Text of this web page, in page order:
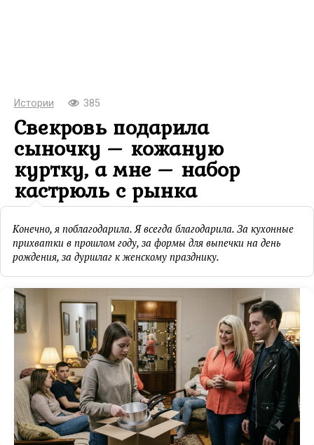
Истории 385
Свекровь подарила
сыночку – кожаную
куртку, а мне – набор
кастрюль с рынка
Конечно, я поблагодарила. Я всегда благодарила. За кухонные
прихватки в прошлом году, за формы для выпечки на день
рождения, за дуршлаг к женскому празднику.